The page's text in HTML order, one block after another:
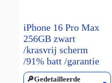
iPhone 16 Pro Max
256GB zwart
/krasvrij scherm
/91% batt /garantie
🔎Gedetailleerde
Watch Ultra 1(1)
Watch Ultra 2(4)
Watch Ultra 3(2)